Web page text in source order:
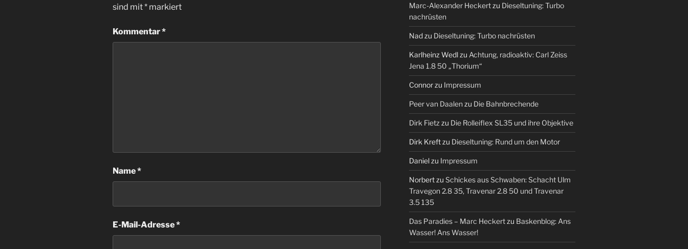
sind mit* markiert
Kommentar*
Name*
E-Mail-Adresse*
Marc-Alexander Heckertzu Dieseltuning: Turbo
nachrüsten
Nadzu Dieseltuning: Turbo nachrüsten
Karlheinz Wedlzu Achtung, radioaktiv: Carl Zeiss
Jena 1.8 50 „Thorium“
Connorzu Impressum
Peer van Daalenzu Die Bahnbrechende
Dirk Fietz zu Die Rolleiflex SL35 und ihre Objektive
Dirk Kreftzu Dieseltuning: Rund um den Motor
Danielzu Impressum
Norbertzu Schickes aus Schwaben: Schacht Ulm
Travegon 2.8 35, Travenar 2.8 50 und Travenar
3.5 135
Das Paradies – Marc Heckertzu Baskenblog: Ans
Wasser! Ans Wasser!